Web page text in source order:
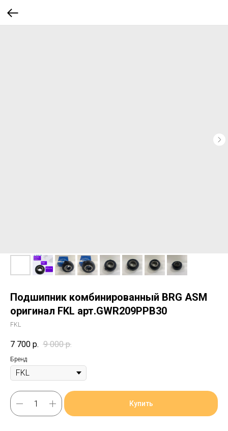
Подшипник комбинированный BRG ASM
оригинал FKL арт.GWR209PPB30
FKL
7 700 р. 9 000 р.
Бренд
Купить